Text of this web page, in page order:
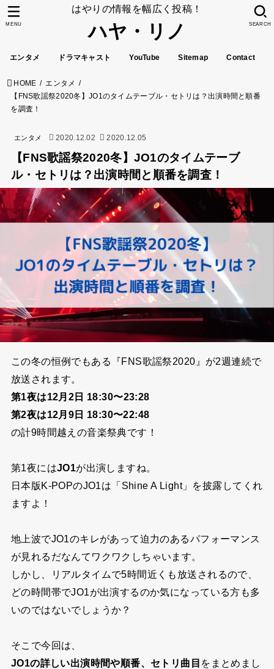
はやりの情報を幅広く投稿！
ハヤ・リノ
エンタメ ドラマキャスト YouTube Sitemap Contact
SEARCH
MENU
HOME
エンタメ
【FNS歌謡祭2020冬】JO1のタイムテーブル・セトリは？出演時間と順番
を調査！
エンタメ 2020.12.02 2020.12.05
【FNS歌謡祭2020冬】JO1のタイムテーブ
ル・セトリは？出演時間と順番を調査！
この冬の恒例でもある『FNS歌謡祭2020』が2週連続で
放送されます。
第1夜は12月2日 18:30〜23:28
第2夜は12月9日 18:30〜22:48
の計9時間越えの音楽祭典です！
第1夜にはJO1が出演しますね。
日本版K-POPのJO1は「Shine A Light」を披露してくれ
ますよ！
地上波でJO1のキレがあって迫力のあるパフォーマンス
が見れるだなんてワクワクしちゃいます。
しかし、リアルタイムで5時間近くも放送されるので、
どの時間帯でJO1が出演するのか気になっている方も多
いのではないでしょうか？
そこで今回は、
JO1の詳しい出演時間や順番、セトリ曲目 をまとめまし